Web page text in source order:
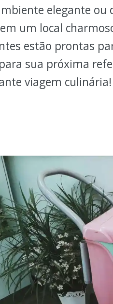
elegante ou
um local
estão prontas
sua próxima
viagem culinária!